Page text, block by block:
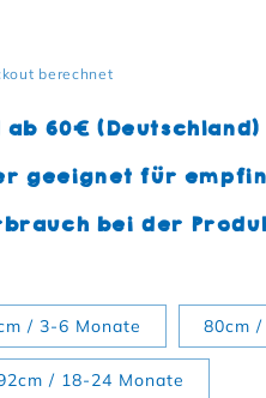
berechnet
60€ (Deutschland)
geeignet für
bei der
/ 3-6 Monate 80cm
/ 18-24 Monate